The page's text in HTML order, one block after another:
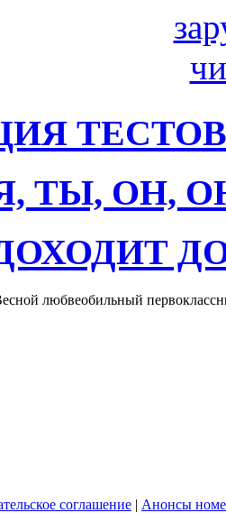
ТЕСТОВ
ТЫ, ОН,
любвеобильный
соглашение | Анонсы